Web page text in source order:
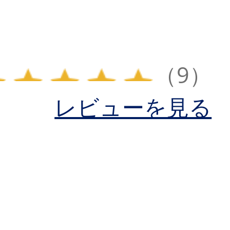
（9）
レビューを見る